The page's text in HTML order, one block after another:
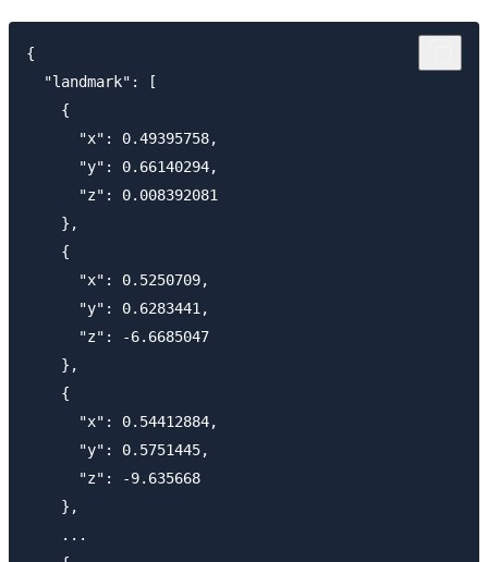
{
  "landmark": [
    {
      "x": 0.49395758,
      "y": 0.66140294,
      "z": 0.008392081
    },
    {
      "x": 0.5250709,
      "y": 0.6283441,
      "z": -6.6685047
    },
    {
      "x": 0.54412884,
      "y": 0.5751445,
      "z": -9.635668
    },
    ...